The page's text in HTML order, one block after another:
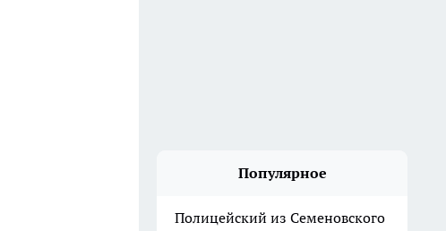
Популярное
Полицейский из Семеновского